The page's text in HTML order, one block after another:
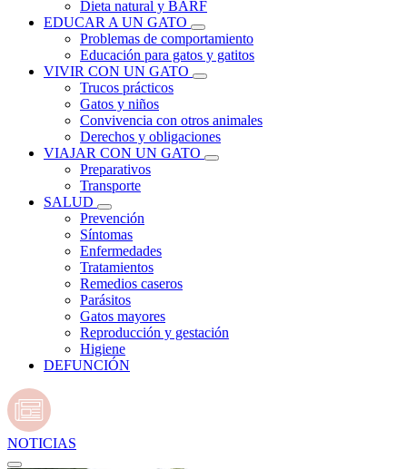
Dieta natural y BARF
EDUCAR A UN GATO
Problemas de comportamiento
Educación para gatos y gatitos
VIVIR CON UN GATO
Trucos prácticos
Gatos y niños
Convivencia con otros animales
Derechos y obligaciones
VIAJAR CON UN GATO
Preparativos
Transporte
SALUD
Prevención
Síntomas
Enfermedades
Tratamientos
Remedios caseros
Parásitos
Gatos mayores
Reproducción y gestación
Higiene
DEFUNCIÓN
NOTICIAS